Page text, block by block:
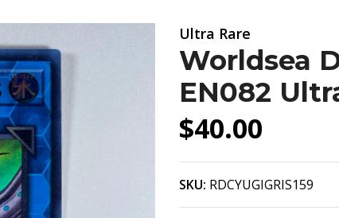
Ultra Rare
Worldsea
EN082
$40.00
SKU: RDCYUGIGRIS159